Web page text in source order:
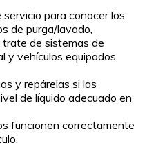
para conocer los
de purga/lavado,
de sistemas de
y vehículos equipados
y repárelas si las
de líquido adecuado en
funcionen correctamente